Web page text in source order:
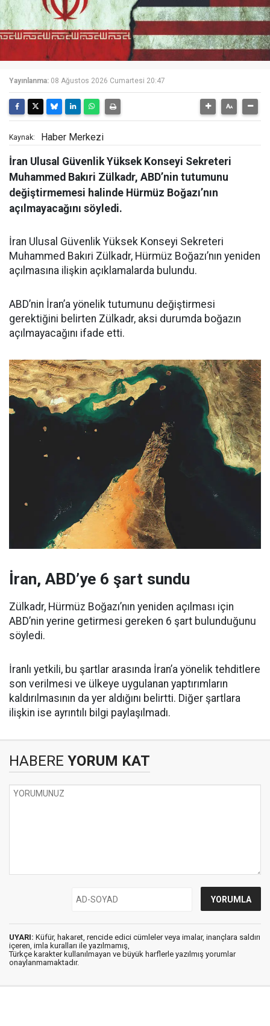
Yayınlanma: 08 Ağustos 2026 Cumartesi 20:47
Kaynak: Haber Merkezi
İran Ulusal Güvenlik Yüksek Konseyi Sekreteri
Muhammed Bakıri Zülkadr, ABD’nin tutumunu
değiştirmemesi halinde Hürmüz Boğazı’nın
açılmayacağını söyledi.
İran Ulusal Güvenlik Yüksek Konseyi Sekreteri
Muhammed Bakıri Zülkadr, Hürmüz Boğazı’nın yeniden
açılmasına ilişkin açıklamalarda bulundu.
ABD’nin İran’a yönelik tutumunu değiştirmesi
gerektiğini belirten Zülkadr, aksi durumda boğazın
açılmayacağını ifade etti.
İran, ABD’ye 6 şart sundu
Zülkadr, Hürmüz Boğazı’nın yeniden açılması için
ABD’nin yerine getirmesi gereken 6 şart bulunduğunu
söyledi.
İranlı yetkili, bu şartlar arasında İran’a yönelik tehditlere
son verilmesi ve ülkeye uygulanan yaptırımların
kaldırılmasının da yer aldığını belirtti. Diğer şartlara
ilişkin ise ayrıntılı bilgi paylaşılmadı.
HABERE YORUM KAT
UYARI: Küfür, hakaret, rencide edici cümleler veya imalar, inançlara saldırı
içeren, imla kuralları ile yazılmamış,
Türkçe karakter kullanılmayan ve büyük harflerle yazılmış yorumlar
onaylanmamaktadır.